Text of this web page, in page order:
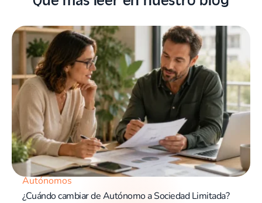
Autónomos
¿Cuándo cambiar de Autónomo a Sociedad Limitada?